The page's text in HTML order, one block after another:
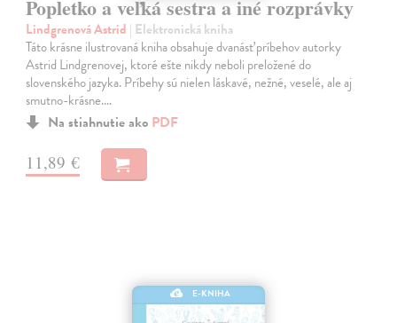
Popletko a veľká sestra a iné rozprávky
Lindgrenová Astrid | Elektronická kniha
Táto krásne ilustrovaná kniha obsahuje dvanásť príbehov autorky
Astrid Lindgrenovej, ktoré ešte nikdy neboli preložené do
slovenského jazyka. Príbehy sú nielen láskavé, nežné, veselé, ale aj
smutno-krásne.…
Na stiahnutie ako PDF
11,89 €
E-KNIHA